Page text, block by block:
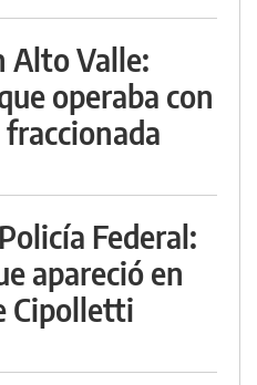
Alto Valle:
operaba con
Federal:
apareció en
Cipolletti